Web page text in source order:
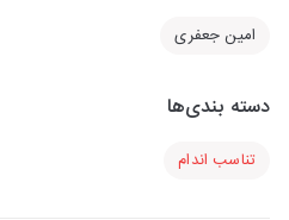
امین جعفری
دسته بندی‌ها
تناسب اندام